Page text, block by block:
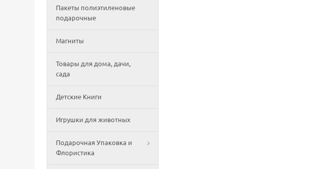
Пакеты полиэтиленовые
подарочные
Магниты
Товары для дома, дачи,
сада
Детские Книги
Игрушки для животных
Подарочная Упаковка и
Флористика